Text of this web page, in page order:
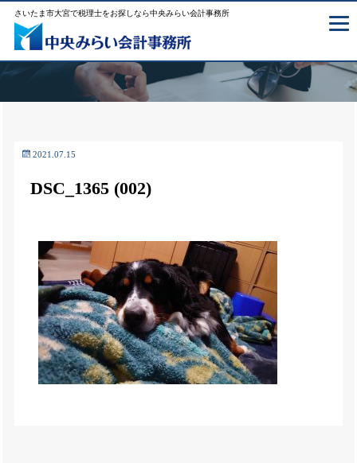
さいたま市大宮で税理士をお探しなら中央みらい会計事務所
2021.07.15
DSC_1365 (002)